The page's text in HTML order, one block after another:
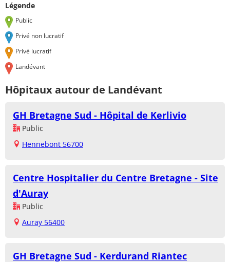
Légende
Public
Privé non lucratif
Privé lucratif
Landévant
Hôpitaux autour de Landévant
GH Bretagne Sud - Hôpital de Kerlivio
Public
Hennebont 56700
Centre Hospitalier du Centre Bretagne - Site
d'Auray
Public
Auray 56400
GH Bretagne Sud - Kerdurand Riantec